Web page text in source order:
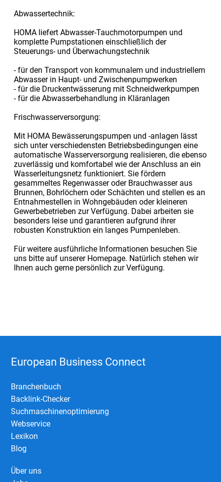
Abwassertechnik:
HOMA liefert Abwasser-Tauchmotorpumpen und
komplette Pumpstationen einschließlich der
Steuerungs- und Überwachungstechnik
- für den Transport von kommunalem und industriellem
Abwasser in Haupt- und Zwischenpumpwerken
- für die Druckentwässerung mit Schneidwerkpumpen
- für die Abwasserbehandlung in Kläranlagen
Frischwasserversorgung:
Mit HOMA Bewässerungspumpen und -anlagen lässt
sich unter verschiedensten Betriebsbedingungen eine
automatische Wasserversorgung realisieren, die ebenso
zuverlässig und komfortabel wie der Anschluss an ein
Wasserleitungsnetz funktioniert. Sie fördern
gesammeltes Regenwasser oder Brauchwasser aus
Brunnen, Bohrlöchern oder Schächten und stellen es an
Entnahmestellen in Wohngebäuden oder kleineren
Gewerbebetrieben zur Verfügung. Dabei arbeiten sie
besonders leise und garantieren aufgrund ihrer
robusten Konstruktion ein langes Pumpenleben.
Für weitere ausführliche Informationen besuchen Sie
uns bitte auf unserer Homepage. Natürlich stehen wir
Ihnen auch gerne persönlich zur Verfügung.
European Business Connect
Branchenbuch
Backlink-Checker
Suchmaschinenoptimierung
Webservice
Lexikon
Blog
Über uns